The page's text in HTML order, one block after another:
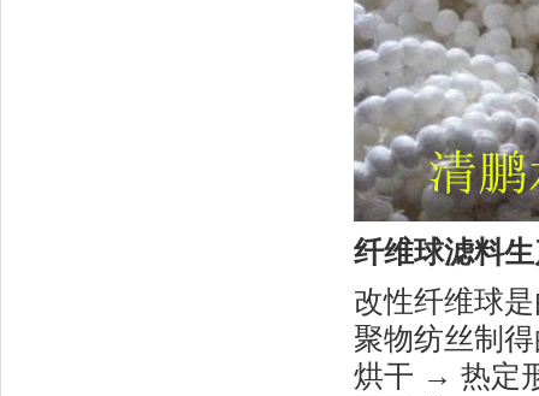
纤维球滤料
改性纤维球
聚物纺丝制
烘干 → 热定